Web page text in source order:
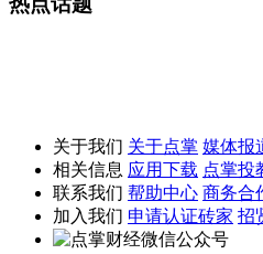
关于我们 关于点掌 媒体报
相关信息 应用下载 点掌投
联系我们 帮助中心 商务合
加入我们 申请认证砖家 招